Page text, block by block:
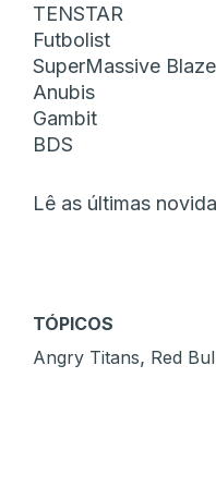
TENSTAR
Futbolist
SuperMassive Blaze
Anubis
Gambit
BDS
Lê as últimas
TÓPICOS
Angry Titans, Red